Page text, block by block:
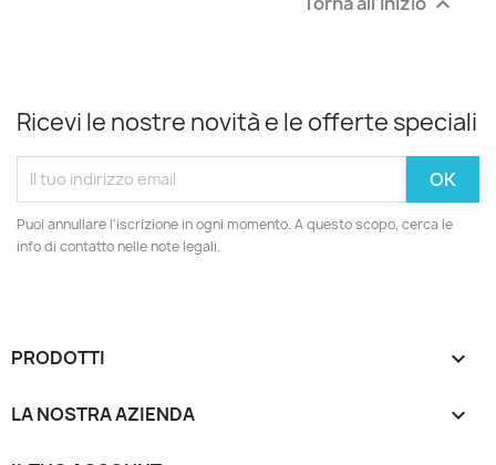
Ricevi le nostre novità e le offerte speciali
Puoi annullare l'iscrizione in ogni momento. A questo scopo, cerca le
info di contatto nelle note legali.
PRODOTTI 
LA NOSTRA AZIENDA 